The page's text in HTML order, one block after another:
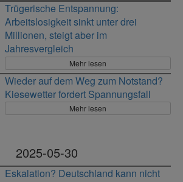
Trügerische Entspannung:
Arbeitslosigkeit sinkt unter drei
Millionen, steigt aber im
Jahresvergleich
Mehr lesen
Wieder auf dem Weg zum Notstand?
Kiesewetter fordert Spannungsfall
Mehr lesen
2025-05-30
Eskalation? Deutschland kann nicht